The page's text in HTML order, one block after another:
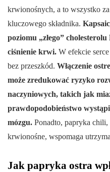
krwionośnych, a to wszystko
kluczowego składnika.
poziomu „złego”
ciśnienie krwi. W efekcie
bez przeszkód. Włączenie
może zredukować ryzyko
naczyniowych, takich jak
prawdopodobieństwo
mózgu. Ponadto, papryka chili,
krwionośne, wspomaga
Jak papryka ostra